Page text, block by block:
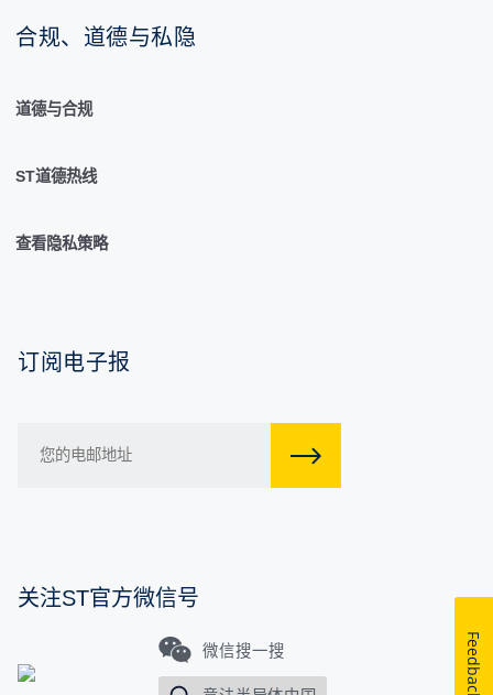
合规、道德与私隐
道德与合规
ST道德热线
查看隐私策略
订阅电子报
关注ST官方微信号
微信搜一搜 Feedback